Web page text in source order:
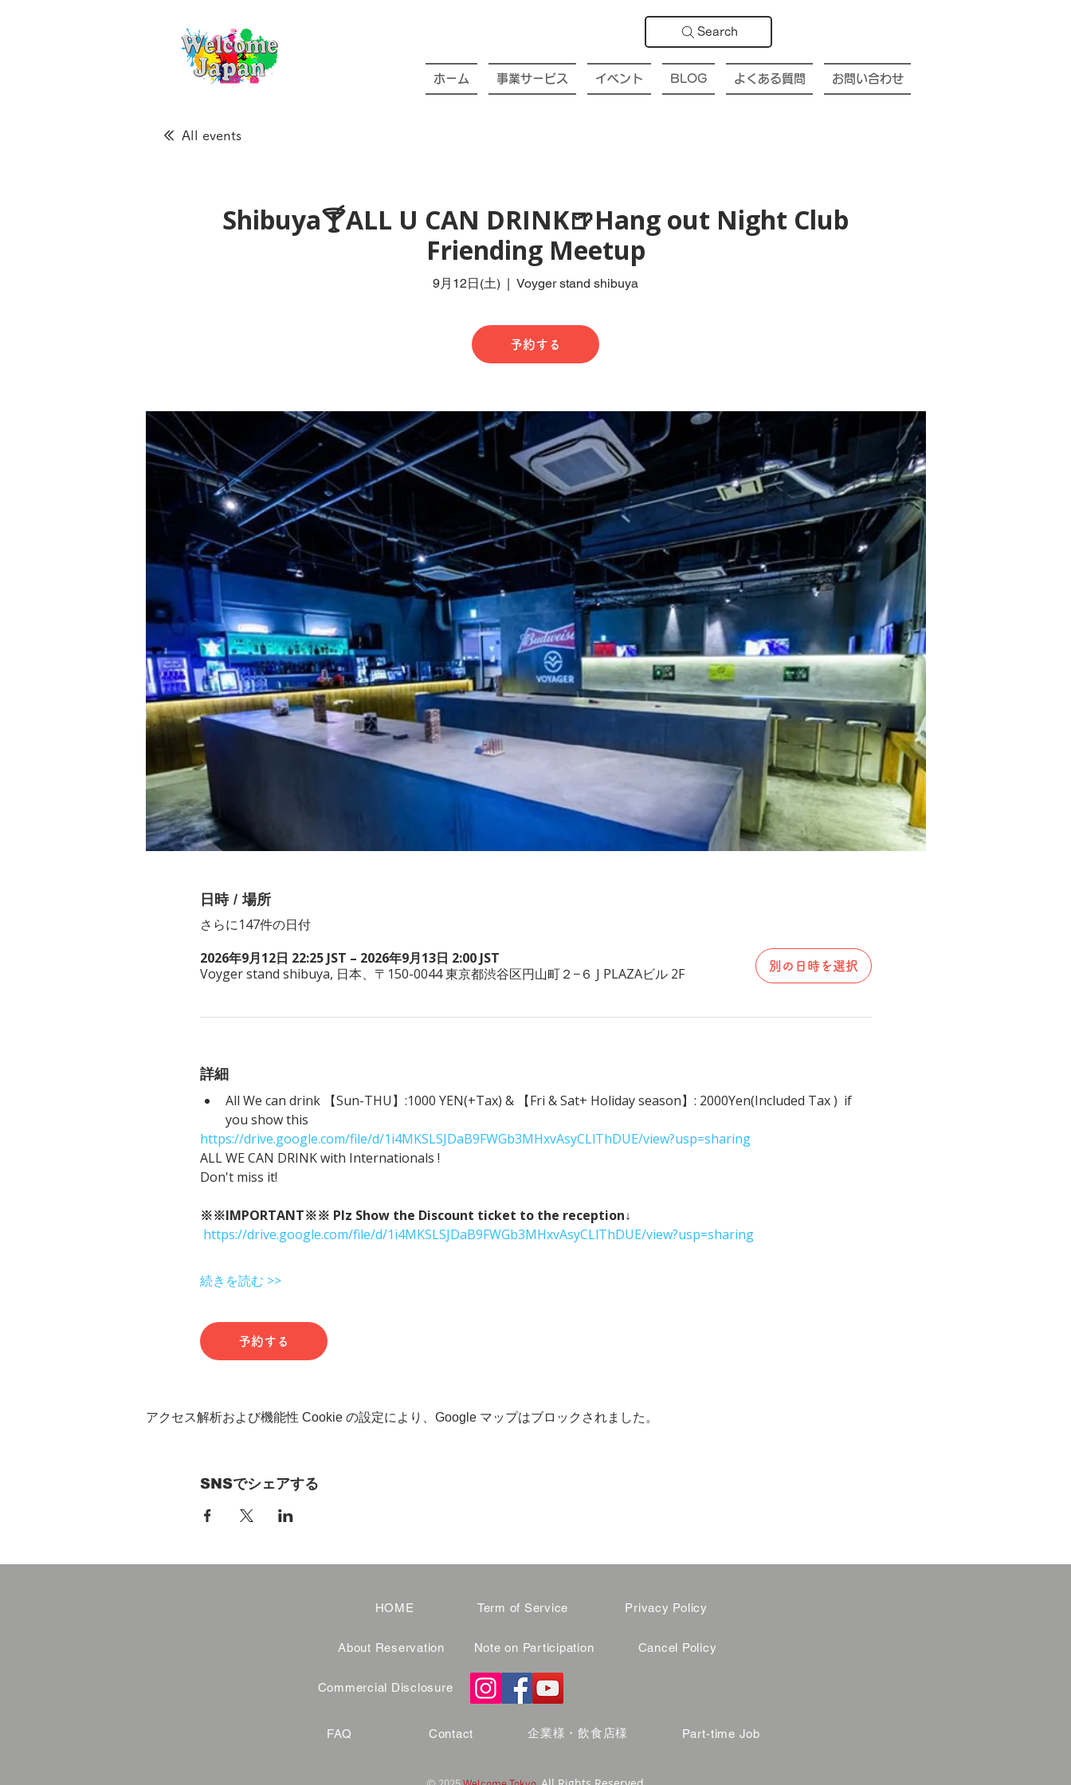
Search
ホーム 事業サービス イベント BLOG よくある質問 お問い合わせ
All events
Shibuya🍸ALL U CAN DRINK🍺Hang out Night Club
Friending Meetup
9月12日(土)
  |
Voyger stand shibuya
予約する
日時 / 場所
さらに147件の日付
2026年9月12日 22:25 JST – 2026年9月13日 2:00 JST
Voyger stand shibuya, 日本、〒150-0044 東京都渋谷区円山町２−６ J PLAZAビル 2F
別の日時を選択
詳細
All We can drink 【Sun-THU】:1000 YEN(+Tax) & 【Fri & Sat+ Holiday season】: 2000Yen(Included Tax )  if
you show this
https://drive.google.com/file/d/1i4MKSLSJDaB9FWGb3MHxvAsyCLlThDUE/view?usp=sharing
ALL WE CAN DRINK with Internationals !
Don't miss it!
※※IMPORTANT※※ Plz Show the Discount ticket to the reception↓
https://drive.google.com/file/d/1i4MKSLSJDaB9FWGb3MHxvAsyCLlThDUE/view?usp=sharing
続きを読む >>
予約する
アクセス解析および機能性 Cookie の設定により、Google マップはブロックされました。
SNSでシェアする
HOME
About Reservation
Term of Service
Note on Participation
Privacy Policy
Cancel Policy
Commercial Disclosure
FAQ Contact 企業様・飲食店様 Part-time Job